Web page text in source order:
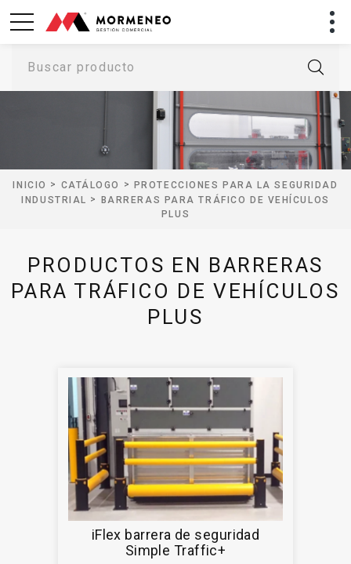
Buscar producto
INICIO > CATÁLOGO > PROTECCIONES PARA LA SEGURIDAD
INDUSTRIAL > BARRERAS PARA TRÁFICO DE VEHÍCULOS
PLUS
PRODUCTOS EN BARRERAS
PARA TRÁFICO DE VEHÍCULOS
PLUS
iFlex barrera de seguridad
Simple Traffic+